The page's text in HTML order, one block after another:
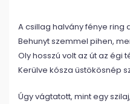
A csillag halvány fénye ring
Behunyt szemmel pihen,
Oly hosszú volt az út az égi
Kerülve kósza üstökösnép
Úgy vágtatott, mint egy